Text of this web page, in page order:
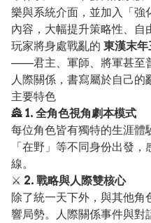
樂與系統介面，並加入「
內容，大幅提升策略性、自
玩家將身處戰亂的 東漢末
——君主、軍師、將軍甚至
人際關係，書寫屬於自己的
主要特色
🏯 1. 全角色視角劇本模式
每位角色皆有獨特的生涯體
「在野」等不同身份出發
線。
⚔️ 2. 戰略與人際雙核心
除了統一天下外，與其他
響局勢。人際關係事件與對